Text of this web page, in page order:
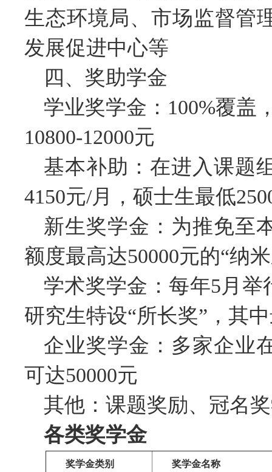
生态环境局、市场监督管
发展促进中心等
四、奖助学金
学业奖学金：100%覆盖
10800-12000元
基本补助：在进入课题
4150元/月，硕士生最低
新生奖学金：为推免至
额度最高达50000元的“纳
学术奖学金：每年5月举
研究生特设“所长奖”，其
企业奖学金：多家企业
可达50000元
其他：课题奖励、冠名
各类奖学金
奖学金类别 奖学金名称